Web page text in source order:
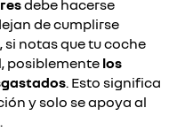
debe hacerse
de cumplirse
notas que tu coche
posiblemente los
. Esto significa
y solo se apoya al